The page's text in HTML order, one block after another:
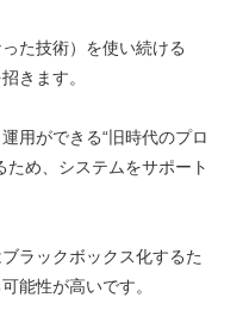
た技術）を使い続ける
きます。
用ができる“旧時代のプロ
ため、システムをサポート
ラックボックス化するた
能性が高いです。